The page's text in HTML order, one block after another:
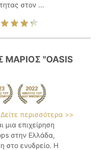
στον ...
"OASIS
Δείτε περισσότερα >>
μια επιχείρηση
στην Ελλάδα,
στο ενυδρείο. Η